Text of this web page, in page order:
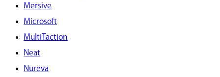
Mersive
Microsoft
MultiTaction
Neat
Nureva